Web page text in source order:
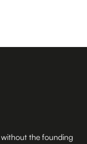
the founding